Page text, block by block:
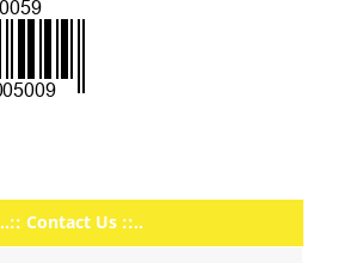
..:: Contact Us ::..